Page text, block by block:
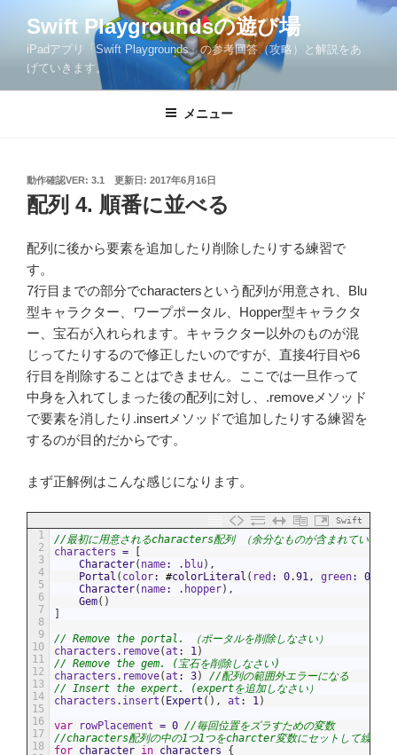
ツ
Swift Playgroundsの遊び場
iPadアプリ「Swift Playgrounds」の参考回答（攻略）と解説をあ
げていきます。
メニュー
動作確認VER: 3.1 更新日: 投
稿
日:
2017年6月16日
配列 4. 順番に並べる
配列に後から要素を追加したり削除したりする練習で
す。
7行目までの部分でcharactersという配列が用意され、Blu
型キャラクター、ワープポータル、Hopper型キャラクタ
ー、宝石が入れられます。キャラクター以外のものが混
じってたりするので修正したいのですが、直接4行目や6
行目を削除することはできません。ここでは一旦作って
中身を入れてしまった後の配列に対し、.removeメソッド
で要素を消したり.insertメソッドで追加したりする練習を
するのが目的だからです。
まず正解例はこんな感じになります。
Swift
1
2
3
4
5
6
7
8
9
10
11
12
13
14
15
16
17
18
//最初に用意されるcharacters配列 （余分なものが含まれています
characters =
Character( name: . blu) ,
Portal ( color: #colorLiteral ( red : 0.91, green: 0.47
Character( name: . hopper) ,
Gem( )
// Remove the portal. （ポータルを削除しなさい）
characters . remove(at : 1)
// Remove the gem. (宝石を削除しなさい)
characters . remove(at : 3)
//配列の範囲外エラーになる
// Insert the expert. (expertを追加しなさい）
characters . insert ( Expert ( ) , at : 1)
var
rowPlacement = 0 //毎回位置をズラすための変数
//characters配列の中の1つ1つをcharcter変数にセットして繰り返
for character in characters
{